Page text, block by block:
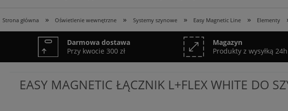
Strona główna » Oświetlenie wewnętrzne » Systemy szynowe » Easy Magnetic Line » Elementy
Darmowa dostawa
Przy kwocie 300 zł
Magazyn
Produkty z wysyłką 24h
EASY MAGNETIC ŁĄCZNIK L+FLEX WHITE DO